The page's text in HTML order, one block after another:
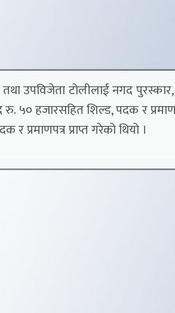
उपविजेता टोलीलाई नगद पुरस्कार,
५० हजारसहित शिल्ड, पदक र
प्रमाणपत्र प्राप्त गरेको थियो ।